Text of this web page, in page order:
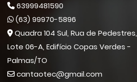
63999481590
(63) 99970-5896
Quadra 104 Sul, Rua de Pedestres,
Lote 06-A, Edifício Copas Verdes -
Palmas/TO
cantaotec@gmail.com